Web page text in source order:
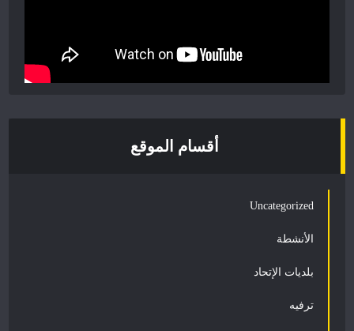
أقسام الموقع
Uncategorized
الأنشطة
بلديات الإتحاد
ترفيه